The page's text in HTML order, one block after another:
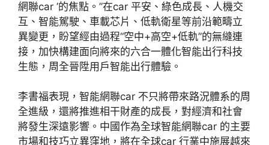
網聯car ’的焦點。”在car 平安、綠色成長、人機交
互、智能駕駛、車載芯片、低軌衛星等前沿範疇立
異變更，盼望經由過程“空中+高空+低軌”的無縫連
接，加快構建面向將來的六合一體化智能出行科技
生態，周全晉陞用戶智能出行體驗。
李書福表現，智能網聯car 不只將帶來路況體系的周
全進級，還將推進相干財產的成長，對經濟和社會
將發生深遠影響。中國作為全球智能網聯car 的主要
市場和技巧立異窪地，將在全球car 行業中施展越來